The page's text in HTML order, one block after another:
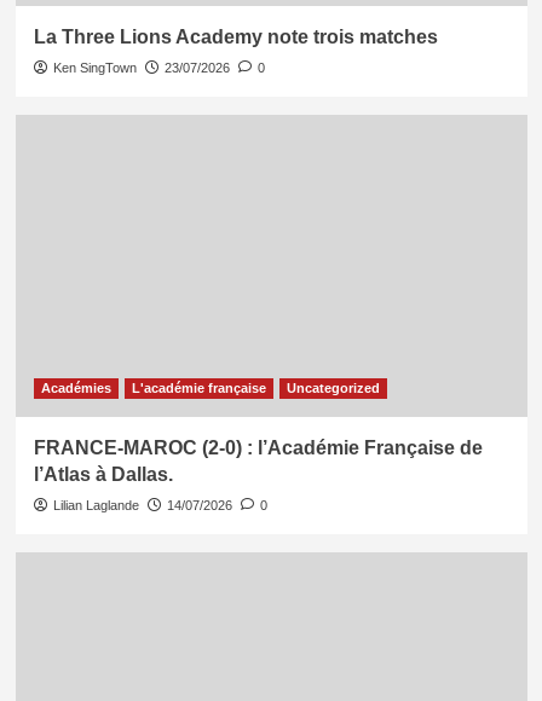
La Three Lions Academy note trois matches
Ken SingTown 23/07/2026 0
Académies L'académie française Uncategorized
FRANCE-MAROC (2-0) : l’Académie Française de
l’Atlas à Dallas.
Lilian Laglande 14/07/2026 0